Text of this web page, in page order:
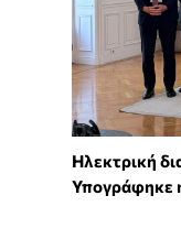
Ηλεκτρική
Υπογράφηκε